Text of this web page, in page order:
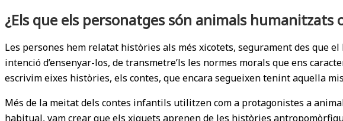
¿Els que els personatges són animals humanitzats
Les persones hem relatat històries als més xicotets, segurament des que
intenció d’ensenyar-los, de transmetre’ls les normes morals que ens
escrivim eixes històries, els contes, que encara segueixen tenint aquella
Més de la meitat dels contes infantils utilitzen com a protagonistes a
habitual, vam crear que els xiquets aprenen de les històries